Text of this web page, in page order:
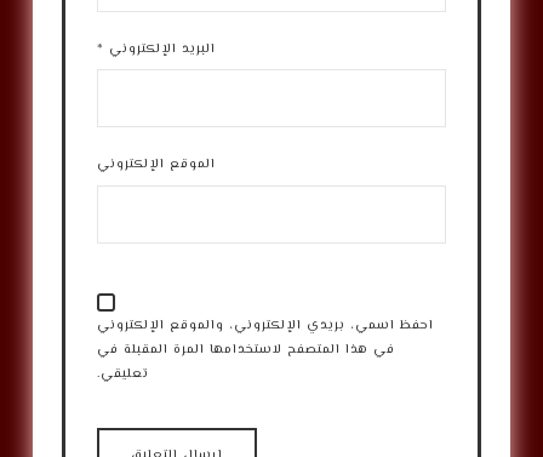
البريد الإلكتروني *
الموقع الإلكتروني
احفظ اسمي، بريدي الإلكتروني، والموقع الإلكتروني
في هذا المتصفح لاستخدامها المرة المقبلة في
تعليقي.